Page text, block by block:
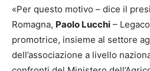
«Per questo motivo – dice il
Romagna, Paolo Lucchi –
promotrice, insieme al settore
dell’associazione a livello